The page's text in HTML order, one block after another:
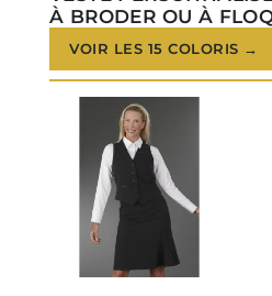
À BRODER OU À
VOIR LES 15 COLORIS →